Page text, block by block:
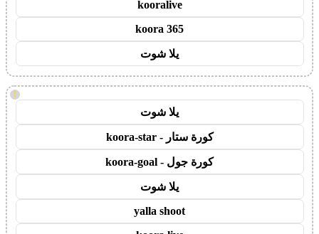
kooralive
koora 365
يلا شوت
!
يلا شوت
كورة ستار - koora-star
كورة جول - koora-goal
يلا شوت
yalla shoot